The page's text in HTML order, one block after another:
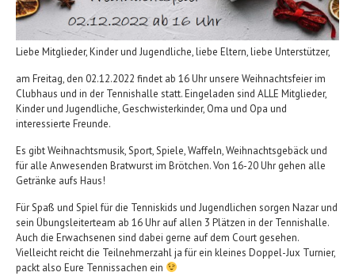
Liebe Mitglieder, Kinder und Jugendliche, liebe Eltern, liebe Unterstützer,
am Freitag, den 02.12.2022 findet ab 16 Uhr unsere Weihnachtsfeier im
Clubhaus und in der Tennishalle statt. Eingeladen sind ALLE Mitglieder,
Kinder und Jugendliche, Geschwisterkinder, Oma und Opa und
interessierte Freunde.
Es gibt Weihnachtsmusik, Sport, Spiele, Waffeln, Weihnachtsgebäck und
für alle Anwesenden Bratwurst im Brötchen. Von 16-20 Uhr gehen alle
Getränke aufs Haus!
Für Spaß und Spiel für die Tenniskids und Jugendlichen sorgen Nazar und
sein Übungsleiterteam ab 16 Uhr auf allen 3 Plätzen in der Tennishalle.
Auch die Erwachsenen sind dabei gerne auf dem Court gesehen.
Vielleicht reicht die Teilnehmerzahl ja für ein kleines Doppel-Jux Turnier,
packt also Eure Tennissachen ein